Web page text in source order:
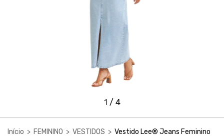
1 / 4
Início > FEMININO > VESTIDOS > Vestido Lee® Jeans Feminino